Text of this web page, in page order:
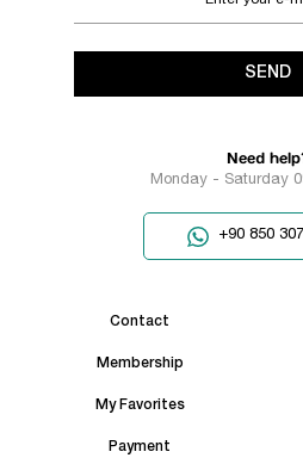
SEND
Need
Monday - Saturday
+90 850
Contact
Membership
My Favorites
Payment